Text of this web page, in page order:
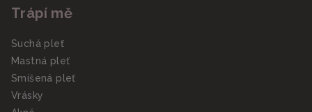
Trápí mě
Suchá pleť
Mastná pleť
Smíšená pleť
Vrásky